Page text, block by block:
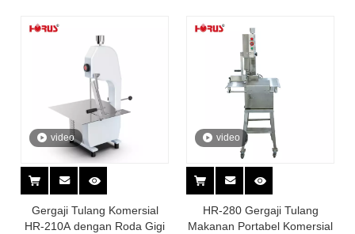
video
Gergaji Tulang Komersial
HR-210A dengan Roda Gigi
video
HR-280 Gergaji Tulang
Makanan Portabel Komersial